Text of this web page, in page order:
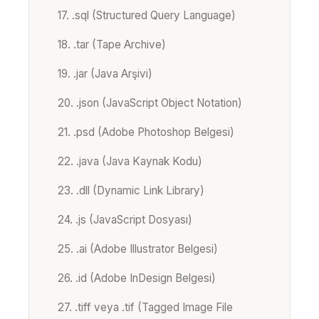
17. .sql (Structured Query Language)
18. .tar (Tape Archive)
19. .jar (Java Arşivi)
20. .json (JavaScript Object Notation)
21. .psd (Adobe Photoshop Belgesi)
22. .java (Java Kaynak Kodu)
23. .dll (Dynamic Link Library)
24. .js (JavaScript Dosyası)
25. .ai (Adobe Illustrator Belgesi)
26. .id (Adobe InDesign Belgesi)
27. .tiff veya .tif (Tagged Image File